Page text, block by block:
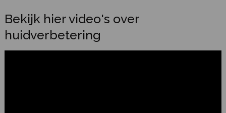
Bekijk hier video's over
huidverbetering